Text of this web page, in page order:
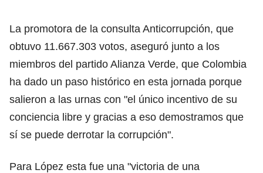
La promotora de la consulta Anticorrupción, que
obtuvo 11.667.303 votos, aseguró junto a los
miembros del partido Alianza Verde, que Colombia
ha dado un paso histórico en esta jornada porque
salieron a las urnas con "el único incentivo de su
conciencia libre y gracias a eso demostramos que
sí se puede derrotar la corrupción".
Para López esta fue una "victoria de una